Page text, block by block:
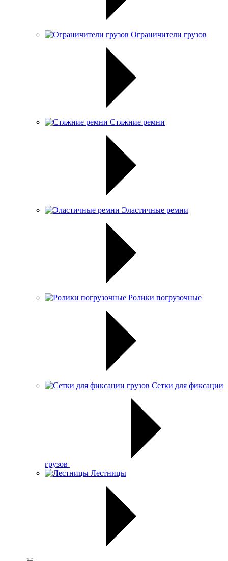
Ограничители грузов
Стяжние ремни
Эластичные ремни
Ролики погрузочные
Сетки для фиксации
грузов
Лестницы